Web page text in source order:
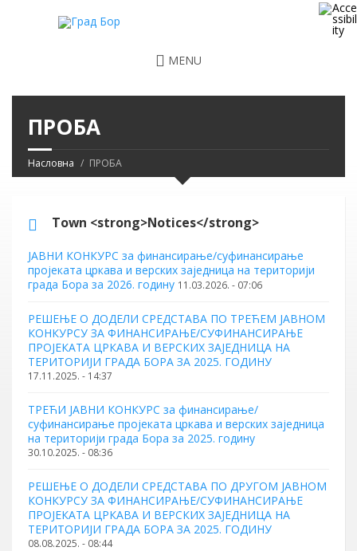
MENU
ПРОБА
Насловна ПРОБА
Town <strong>Notices</strong>
ЈАВНИ КОНКУРС за финансирање/суфинансирање
пројеката цркава и верских заједница на територији
града Бора за 2026. годину 11.03.2026. - 07:06
РЕШЕЊЕ О ДОДЕЛИ СРЕДСТАВА ПО ТРЕЋЕМ ЈАВНОМ
КОНКУРСУ ЗА ФИНАНСИРАЊЕ/СУФИНАНСИРАЊЕ
ПРОЈЕКАТА ЦРКАВА И ВЕРСКИХ ЗАЈЕДНИЦА НА
ТЕРИТОРИЈИ ГРАДА БОРА ЗА 2025. ГОДИНУ
17.11.2025. - 14:37
ТРЕЋИ ЈАВНИ КОНКУРС за финансирање/
суфинансирање пројеката цркава и верских заједница
на територији града Бора за 2025. годину
30.10.2025. - 08:36
РЕШЕЊЕ О ДОДЕЛИ СРЕДСТАВА ПО ДРУГОМ ЈАВНОМ
КОНКУРСУ ЗА ФИНАНСИРАЊЕ/СУФИНАНСИРАЊЕ
ПРОЈЕКАТА ЦРКАВА И ВЕРСКИХ ЗАЈЕДНИЦА НА
ТЕРИТОРИЈИ ГРАДА БОРА ЗА 2025. ГОДИНУ
08.08.2025. - 08:44